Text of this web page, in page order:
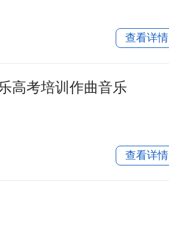
查看详情
高考培训作曲音乐
查看详情